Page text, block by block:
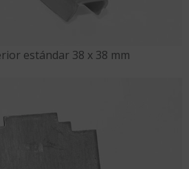
estándar 38 x 38 mm